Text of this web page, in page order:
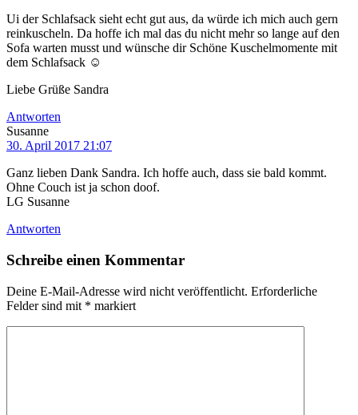
Ui der Schlafsack sieht echt gut aus, da würde ich mich auch gern
reinkuscheln. Da hoffe ich mal das du nicht mehr so lange auf den
Sofa warten musst und wünsche dir Schöne Kuschelmomente mit
dem Schlafsack ☺
Liebe Grüße Sandra
Antworten
Susanne
30. April 2017 21:07
Ganz lieben Dank Sandra. Ich hoffe auch, dass sie bald kommt.
Ohne Couch ist ja schon doof.
LG Susanne
Antworten
Schreibe einen Kommentar
Deine E-Mail-Adresse wird nicht veröffentlicht. Erforderliche
Felder sind mit * markiert